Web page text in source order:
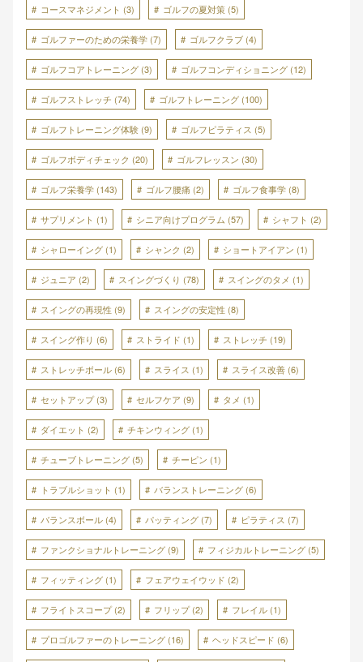
コースマネジメント (3) ゴルフの夏対策 (5)
ゴルファーのための栄養学 (7) ゴルフクラブ (4)
ゴルフコアトレーニング (3) ゴルフコンディショニング (12)
ゴルフストレッチ (74) ゴルフトレーニング (100)
ゴルフトレーニング体験 (9) ゴルフピラティス (5)
ゴルフボディチェック (20) ゴルフレッスン (30)
ゴルフ栄養学 (143) ゴルフ腰痛 (2) ゴルフ食事学 (8)
サプリメント (1) シニア向けプログラム (57) シャフト (2)
シャローイング (1) シャンク (2) ショートアイアン (1)
ジュニア (2) スイングづくり (78) スイングのタメ (1)
スイングの再現性 (9) スイングの安定性 (8)
スイング作り (6) ストライド (1) ストレッチ (19)
ストレッチボール (6) スライス (1) スライス改善 (6)
セットアップ(3) セルフケア (9) タメ (1)
ダイエット (2) チキンウィング (1)
チューブトレーニング (5) チーピン (1)
トラブルショット (1) バランストレーニング (6)
バランスボール (4) パッティング (7) ピラティス (7)
ファンクショナルトレーニング (9) フィジカルトレーニング (5)
フィッティング (1) フェアウェイウッド (2)
フライトスコープ(2) フリップ(2) フレイル (1)
プロゴルファーのトレーニング (16) ヘッドスピード (6)